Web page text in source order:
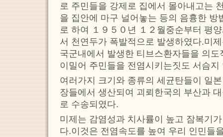
로 주민들을 강제로 집에서 몰아내고는
을 집안에 마구 널어놓는 등의 음흉한 방
로 하여 １９５０년 １２월중순부터 평
서 천연두가 폭발적으로 발생하였다.미
국군내에서 발생한 티브스환자들을 의
이밀어 주민들을 전염시키는짓도 서슴지
여러가지 크기와 종류의 세균탄들이 일
장들에서 생산되여 괴뢰한국의 부산과
로 수송되였다.
미제는 감염성과 치사률이 높고 잠복기
다.이것은 전염속도를 높여 우리 인민들